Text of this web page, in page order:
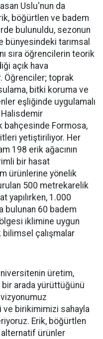
Uslu'nun da
böğürtlen ve badem
bulunuldu, sezonun
bünyesindeki tarımsal
sıra öğrencilerin teorik
açık hava
Öğrenciler; toprak
bitki koruma ve
eşliğinde uygulamalı
bahçesinde Formosa,
yetiştiriliyor. Her
198 erik ağacının
bir hasat
ürünlerine yönelik
500 metrekarelik
yapılırken, 1.000
bulunan 60 badem
iklimine uygun
çalışmalar
üretim,
bir arada yürüttüğünü
birikimimizi sahayla
Erik, böğürtlen
ürünler